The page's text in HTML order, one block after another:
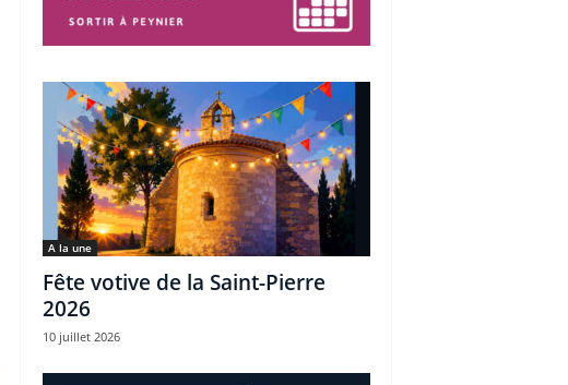
A la une
Fête votive de la Saint-Pierre
2026
10 juillet 2026